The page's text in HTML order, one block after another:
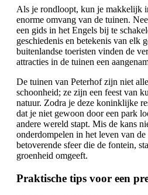
Als je rondloopt, kun je makkelijk
enorme omvang van de tuinen.
een gids in het Engels bij te
geschiedenis en betekenis van elk
buitenlandse toeristen vinden de
attracties in de tuinen een
De tuinen van Peterhof zijn niet
schoonheid; ze zijn een feest van
natuur. Zodra je deze koninklijke
dat je niet gewoon door een park
andere wereld stapt. Mis de kans
onderdompelen in het leven van de
betoverende sfeer die de fontein,
groenheid omgeeft.
Praktische tips voor een